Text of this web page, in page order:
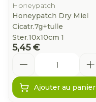
Honeypatch
Honeypatch Dry Miel
Cicatr.7g+tulle
Ster.10x10cm 1
5,45 €
Ajouter au panier